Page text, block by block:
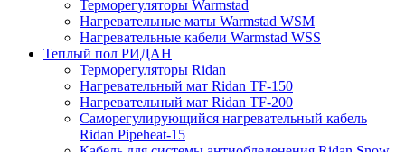
Терморегуляторы Warmstad
Нагревательные маты Warmstad WSM
Нагревательные кабели Warmstad WSS
Теплый пол РИДАН
Терморегуляторы Ridan
Нагревательный мат Ridan TF-150
Нагревательный мат Ridan TF-200
Саморегулирующийся нагревательный кабель
Ridan Pipeheat-15